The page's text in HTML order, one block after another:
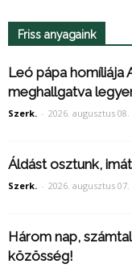
Friss anyagaink
Leó pápa homíliája
meghallgatva
Szerk. - 2026. augusztus 08.
Áldást osztunk,
Szerk. - 2026. augusztus 07.
Három nap,
közösség!